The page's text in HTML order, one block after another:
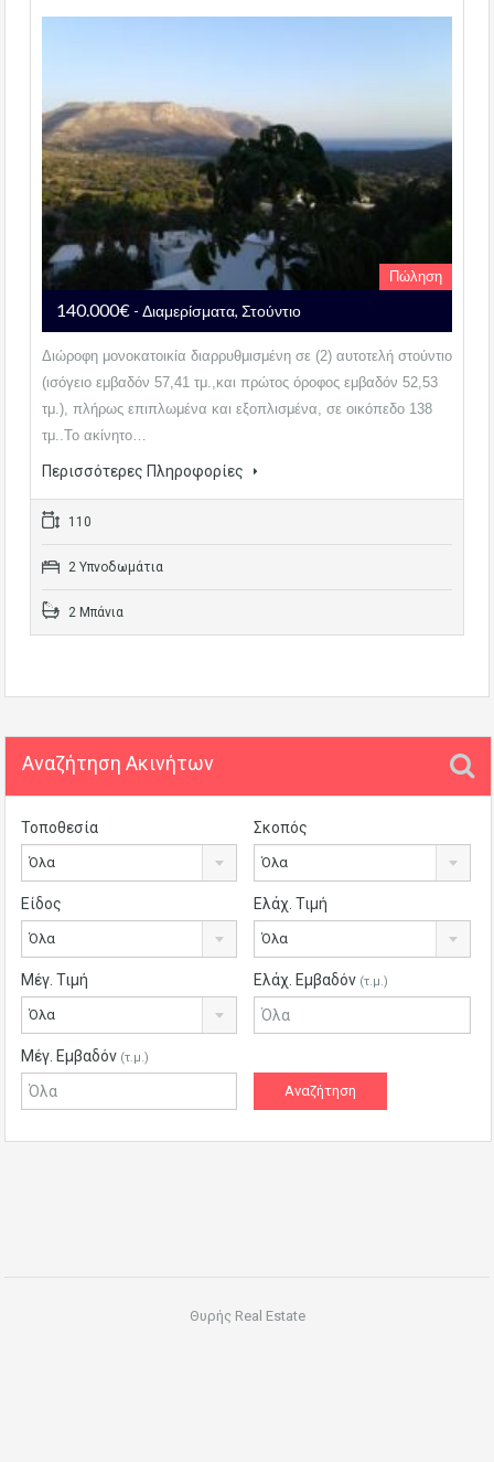
Πώληση
140.000€ - Διαμερίσματα, Στούντιο
Διώροφη μονοκατοικία διαρρυθμισμένη σε (2) αυτοτελή στούντιο
(ισόγειο εμβαδόν 57,41 τμ.,και πρώτος όροφος εμβαδόν 52,53
τμ.), πλήρως επιπλωμένα και εξοπλισμένα, σε οικόπεδο 138
τμ..Το ακίνητο…
Περισσότερες Πληροφορίες
110
2 Υπνοδωμάτια
2 Μπάνια
Αναζήτηση Ακινήτων
Τοποθεσία
Όλα
Σκοπός
Όλα
Είδος
Όλα
Ελάχ. Τιμή
Όλα
Μέγ. Τιμή
Όλα
Ελάχ. Εμβαδόν (τ.μ.)
Μέγ. Εμβαδόν (τ.μ.)
Θυρής Real Estate